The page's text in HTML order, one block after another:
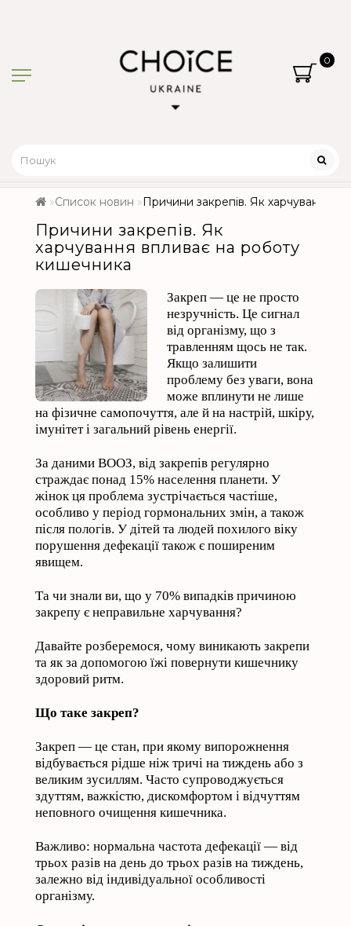
0
Список новин Причини закрепів. Як харчування
Причини закрепів. Як
харчування впливає на роботу
кишечника
Закреп — це не просто
незручність. Це сигнал
від організму, що з
травленням щось не так.
Якщо залишити
проблему без уваги, вона
може вплинути не лише
на фізичне самопочуття, але й на настрій, шкіру,
імунітет і загальний рівень енергії.
За даними ВООЗ, від закрепів регулярно
страждає понад 15% населення планети. У
жінок ця проблема зустрічається частіше,
особливо у період гормональних змін, а також
після пологів. У дітей та людей похилого віку
порушення дефекації також є поширеним
явищем.
Та чи знали ви, що у 70% випадків причиною
закрепу є неправильне харчування?
Давайте розберемося, чому виникають закрепи
та як за допомогою їжі повернути кишечнику
здоровий ритм.
Що таке закреп?
Закреп — це стан, при якому випорожнення
відбувається рідше ніж тричі на тиждень або з
великим зусиллям. Часто супроводжується
здуттям, важкістю, дискомфортом і відчуттям
неповного очищення кишечника.
Важливо: нормальна частота дефекації — від
трьох разів на день до трьох разів на тиждень,
залежно від індивідуальної особливості
організму.